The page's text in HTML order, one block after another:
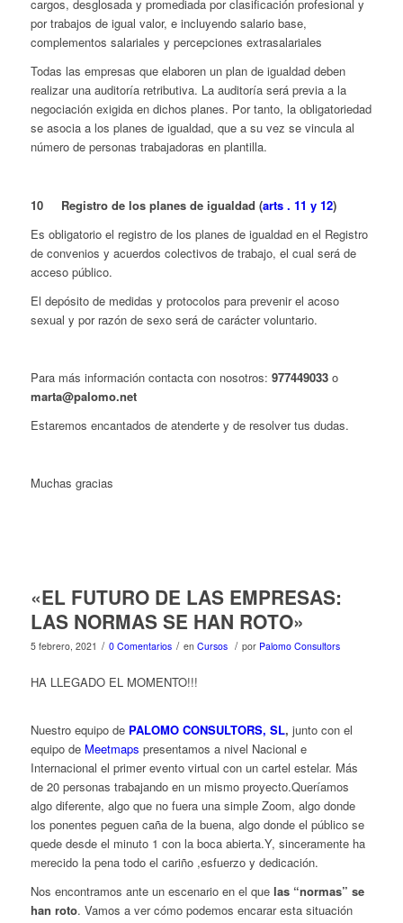
cargos, desglosada y promediada por clasificación profesional y
por trabajos de igual valor, e incluyendo salario base,
complementos salariales y percepciones extrasalariales
Todas las empresas que elaboren un plan de igualdad deben
realizar una auditoría retributiva. La auditoría será previa a la
negociación exigida en dichos planes. Por tanto, la obligatoriedad
se asocia a los planes de igualdad, que a su vez se vincula al
número de personas trabajadoras en plantilla.
10 Registro de los planes de igualdad (arts . 11 y 12)
Es obligatorio el registro de los planes de igualdad en el Registro
de convenios y acuerdos colectivos de trabajo, el cual será de
acceso público.
El depósito de medidas y protocolos para prevenir el acoso
sexual y por razón de sexo será de carácter voluntario.
Para más información contacta con nosotros: 977449033o
marta@palomo.net
Estaremos encantados de atenderte y de resolver tus dudas.
Muchas gracias
«EL FUTURO DE LAS EMPRESAS:
LAS NORMAS SE HAN ROTO»
5 febrero, 2021 / 0 Comentarios / en Cursos / por Palomo Consultors
HA LLEGADO EL MOMENTO!!!
Nuestro equipo de PALOMO CONSULTORS, SL, junto con el
equipo de Meetmaps presentamos a nivel Nacional e
Internacional el primer evento virtual con un cartel estelar. Más
de 20 personas trabajando en un mismo proyecto.Queríamos
algo diferente, algo que no fuera una simple Zoom, algo donde
los ponentes peguen caña de la buena, algo donde el público se
quede desde el minuto 1 con la boca abierta.Y, sinceramente ha
merecido la pena todo el cariño ,esfuerzo y dedicación.
Nos encontramos ante un escenario en el que las “normas” se
han roto. Vamos a ver cómo podemos encarar esta situación